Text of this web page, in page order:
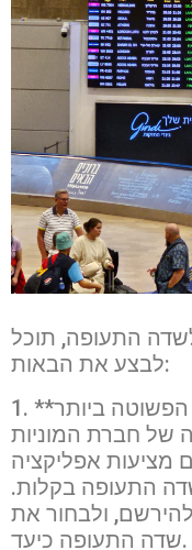
התעופה, תוכל
לבצע את הבאות:
1. **שימוש באפליקציה:** השיטה הפשוטה ביותר
של חברת המוניות
מציעות אפליקציה
התעופה בקלות.
ולבחור את
שדה התעופה כיעד.